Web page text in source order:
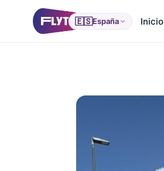
🇪🇸España Inicio